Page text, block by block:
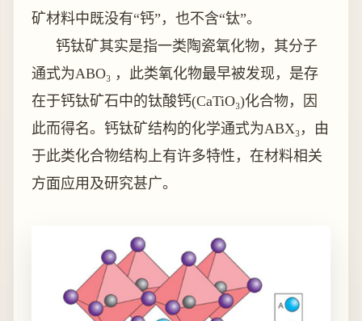
矿材料中既没有“钙”，也不含“钛”。
钙钛矿其实是指一类陶瓷氧化物，其分子
通式为ABO₃ ，此类氧化物最早被发现，是存
在于钙钛矿石中的钛酸钙(CaTiO₃)化合物，因
此而得名。钙钛矿结构的化学通式为ABX₃，由
于此类化合物结构上有许多特性，在材料相关
方面应用及研究甚广。